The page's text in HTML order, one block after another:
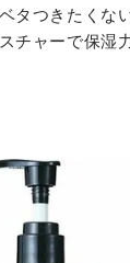
タつきたくな
チャーで保湿